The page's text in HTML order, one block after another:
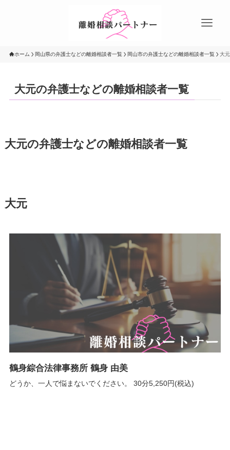
ホーム 岡山県の弁護士などの離婚相談者一覧 岡山市の弁護士などの離婚相談者一覧 大
大元の弁護士などの離婚相談者一覧
大元の弁護士などの離婚相談者一覧
大元
鶴身綜合法律事務所 鶴身 由美
どうか、一人で悩まないでください。 30分5,250円(税込)